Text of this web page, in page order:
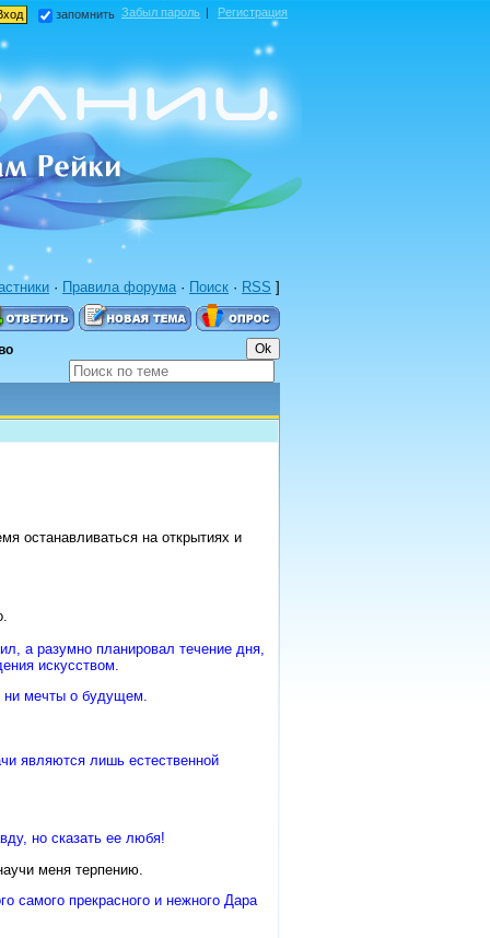
запомнить Забыл пароль | Регистрация
· Правила форума · Поиск · RSS ]
останавливаться на открытиях и
а разумно планировал течение дня,
искусством.
ни мечты о будущем.
являются лишь естественной
но сказать ее любя!
меня терпению.
самого прекрасного и нежного Дара